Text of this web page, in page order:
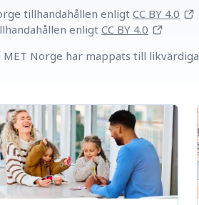
tillhandahållen enligt CC BY 4.0
enligt CC BY 4.0
Norge har mappats till likvärdiga